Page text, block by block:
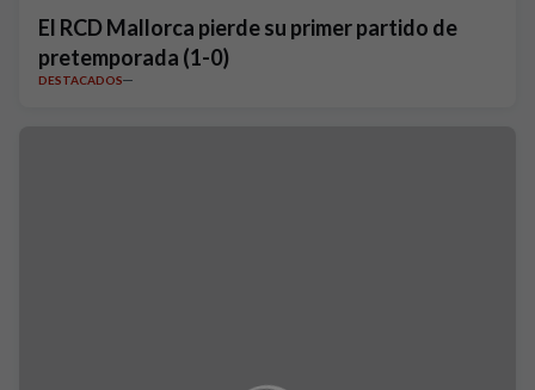
El RCD Mallorca pierde su primer partido de
pretemporada (1-0)
DESTACADOS